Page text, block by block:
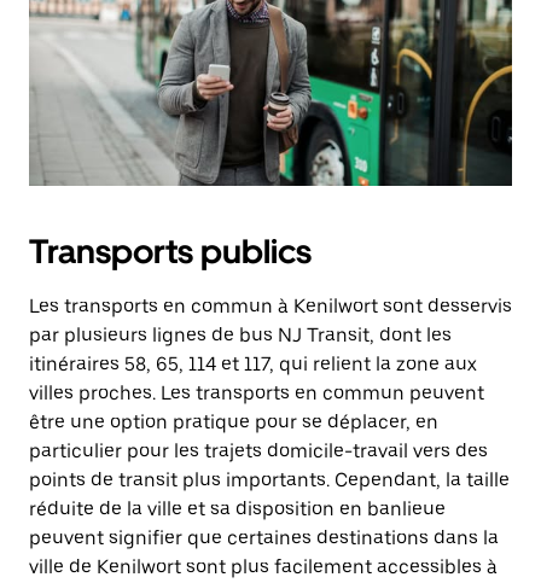
Transports publics
Les transports en commun à Kenilwort sont desservis
par plusieurs lignes de bus NJ Transit, dont les
itinéraires 58, 65, 114 et 117, qui relient la zone aux
villes proches. Les transports en commun peuvent
être une option pratique pour se déplacer, en
particulier pour les trajets domicile-travail vers des
points de transit plus importants. Cependant, la taille
réduite de la ville et sa disposition en banlieue
peuvent signifier que certaines destinations dans la
ville de Kenilwort sont plus facilement accessibles à